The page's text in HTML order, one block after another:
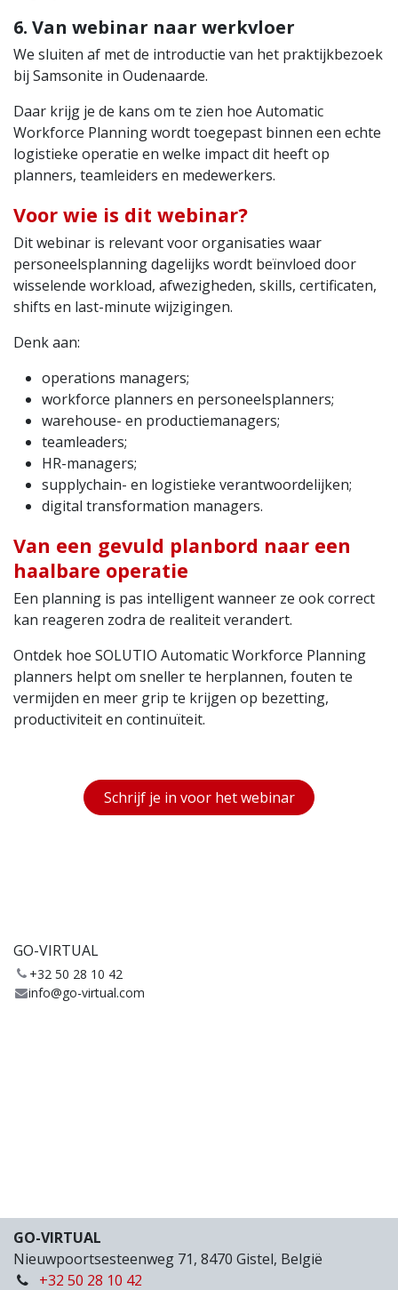
6. Van webinar naar werkvloer
We sluiten af met de introductie van het praktijkbezoek
bij Samsonite in Oudenaarde.
Daar krijg je de kans om te zien hoe Automatic
Workforce Planning wordt toegepast binnen een echte
logistieke operatie en welke impact dit heeft op
planners, teamleiders en medewerkers.
Voor wie is dit webinar?
Dit webinar is relevant voor organisaties waar
personeelsplanning dagelijks wordt beïnvloed door
wisselende workload, afwezigheden, skills, certificaten,
shifts en last-minute wijzigingen.
Denk aan:
operations managers;
workforce planners en personeelsplanners;
warehouse- en productiemanagers;
teamleaders;
HR-managers;
supplychain- en logistieke verantwoordelijken;
digital transformation managers.
Van een gevuld planbord naar een
haalbare operatie
Een planning is pas intelligent wanneer ze ook correct
kan reageren zodra de realiteit verandert.
Ontdek hoe SOLUTIO Automatic Workforce Planning
planners helpt om sneller te herplannen, fouten te
vermijden en meer grip te krijgen op bezetting,
productiviteit en continuïteit.
Schrijf je in voor het webinar
GO-VIRTUAL
+32 50 28 10 42
info@go-virtual.com
GO-VIRTUAL
Nieuwpoortsesteenweg 71, 8470 Gistel, België
+32 50 28 10 42